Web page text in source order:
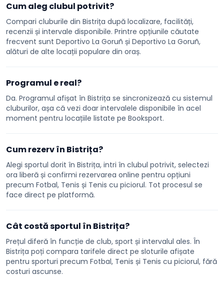
Cum aleg clubul potrivit?
Compari cluburile din Bistrița după localizare, facilități,
recenzii și intervale disponibile. Printre opțiunile căutate
frecvent sunt Deportivo La Goruñ și Deportivo La Goruñ,
alături de alte locații populare din oraș.
Programul e real?
Da. Programul afișat în Bistrița se sincronizează cu sistemul
cluburilor, așa că vezi doar intervalele disponibile în acel
moment pentru locațiile listate pe Booksport.
Cum rezerv în Bistrița?
Alegi sportul dorit în Bistrița, intri în clubul potrivit, selectezi
ora liberă și confirmi rezervarea online pentru opțiuni
precum Fotbal, Tenis și Tenis cu piciorul. Tot procesul se
face direct pe platformă.
Cât costă sportul în Bistrița?
Prețul diferă în funcție de club, sport și intervalul ales. În
Bistrița poți compara tarifele direct pe sloturile afișate
pentru sporturi precum Fotbal, Tenis și Tenis cu piciorul, fără
costuri ascunse.